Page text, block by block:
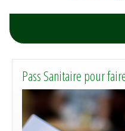
Pass Sanitaire pour